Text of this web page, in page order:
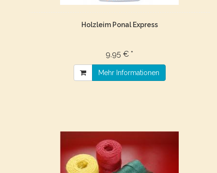
Holzleim Ponal Express
9,95 € *
Mehr Informationen